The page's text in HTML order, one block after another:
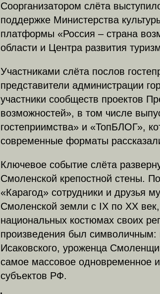
Соорганизатором слёта
поддержке Министерства
платформы «Россия – страна
области и Центра развития
Участниками слёта послов
представители администрации
участники сообществ проектов
возможностей», в том числе
гостеприимства» и «ТопБЛОГ»,
современные форматы
Ключевое событие слёта
Смоленской крепостной стены.
«Карагод» сотрудники и друзья
Смоленской земли с IX по XX
национальных костюмах своих
произведения был
Исаковского, уроженца
самое массовое одновременное
субъектов РФ.